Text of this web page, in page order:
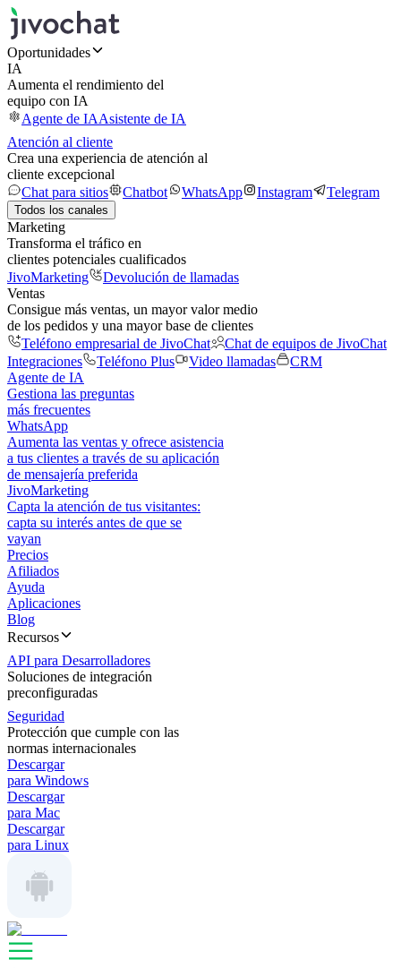
Oportunidades
IA
Aumenta el rendimiento del
equipo con IA
Agente de IAAsistente de IA
Atención al cliente
Crea una experiencia de atención al
cliente excepcional
Chat para sitios
Chatbot WhatsApp Instagram Telegram
Todos los canales
Marketing
Transforma el tráfico en
clientes potenciales cualificados
JivoMarketing
Devolución de llamadas
Ventas
Consigue más ventas, un mayor valor medio
de los pedidos y una mayor base de clientes
Teléfono empresarial de JivoChat
Chat de equipos de JivoChat
Integraciones
Teléfono Plus Video llamadas
CRM
Agente de IA
Gestiona las preguntas
más frecuentes
WhatsApp
Aumenta las ventas y ofrece asistencia
a tus clientes a través de su aplicación
de mensajería preferida
JivoMarketing
Capta la atención de tus visitantes:
capta su interés antes de que se
vayan
Precios
Afiliados
Ayuda
Aplicaciones
Blog
Recursos
API para Desarrolladores
Soluciones de integración
preconfiguradas
Seguridad
Protección que cumple con las
normas internacionales
Descargar
para Windows
Descargar
para Mac
Descargar
para Linux